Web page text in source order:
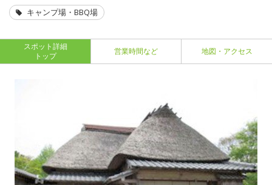
キャンプ場・BBQ場
スポット詳細
トップ
営業時間など 地図・アクセス